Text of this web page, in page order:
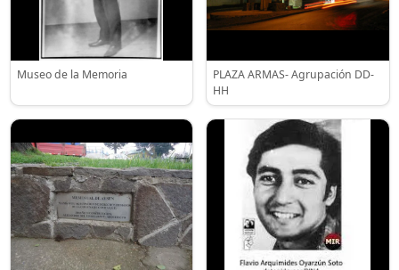
Museo de la Memoria
PLAZA ARMAS- Agrupación DD-
HH